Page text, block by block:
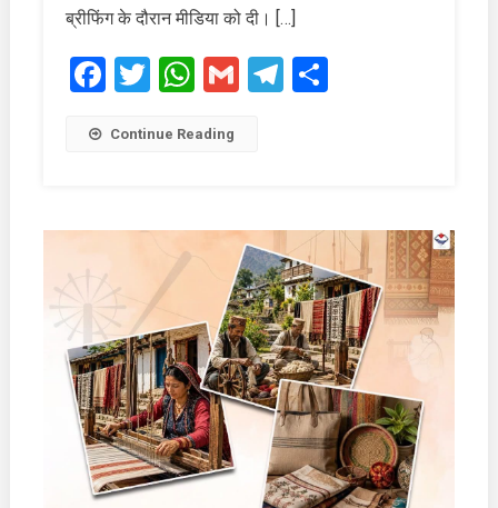
ब्रीफिंग के दौरान मीडिया को दी। […]
Facebook
Twitter
WhatsApp
GmailTelegram
Share
Continue Reading